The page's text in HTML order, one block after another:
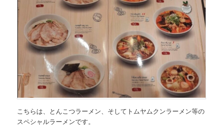
こちらは、とんこつラーメン、そしてトムヤムクンラーメン等の
スペシャルラーメンです。